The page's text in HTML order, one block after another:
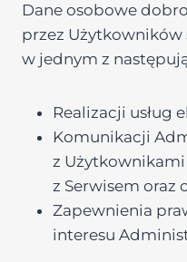
Dane osobowe
przez Użytkowników
w jednym z
Realizacji usług
Komunikacji
z
z Serwisem oraz
Zapewnienia
interesu